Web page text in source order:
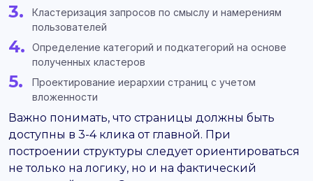
Кластеризация запросов по смыслу и намерениям
пользователей
Определение категорий и подкатегорий на основе
полученных кластеров
Проектирование иерархии страниц с учетом
вложенности
Важно понимать, что страницы должны быть
доступны в 3-4 клика от главной. При
построении структуры следует ориентироваться
не только на логику, но и на фактический